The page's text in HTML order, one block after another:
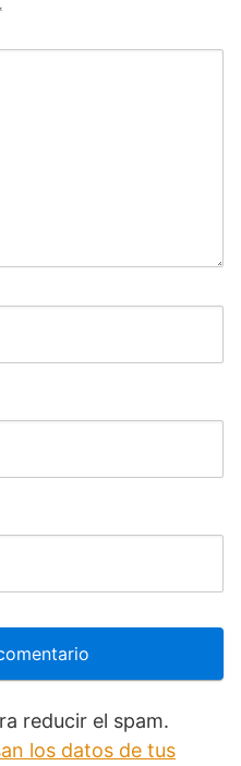
reducir el spam.
los datos de tus